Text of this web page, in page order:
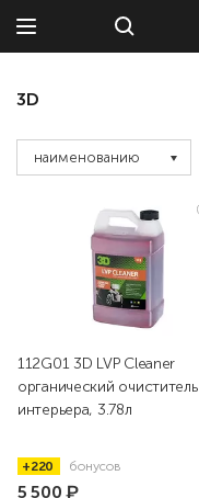
3D
наименованию
112G01 3D LVP Cleaner
органический очиститель
интерьера, 3.78л
+220 бонусов
5 500₽